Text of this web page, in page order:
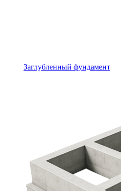
Заглубленный фундамент